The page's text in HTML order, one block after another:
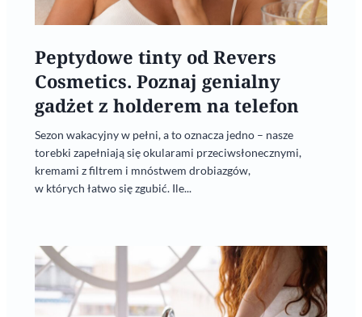
Peptydowe tinty od Revers
Cosmetics. Poznaj genialny
gadżet z holderem na telefon
Sezon wakacyjny w pełni, a to oznacza jedno – nasze
torebki zapełniają się okularami przeciwsłonecznymi,
kremami z filtrem i mnóstwem drobiazgów,
w których łatwo się zgubić. Ile...